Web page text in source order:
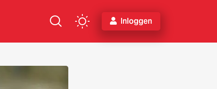
Inloggen